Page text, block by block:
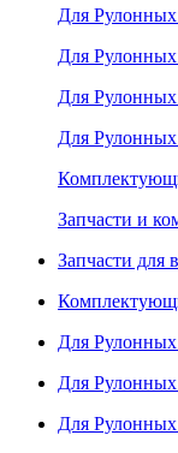
Для
Для
Для
Для
Запчасти и
Запчасти для
Для
Для
Для